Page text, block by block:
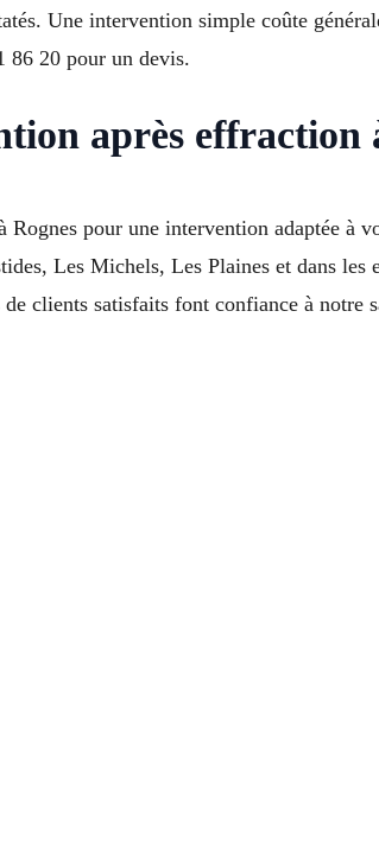
Une intervention simple coûte
86 20 pour un devis.
après effraction
pour une intervention adaptée à
Les Michels, Les Plaines et dans les
de clients satisfaits font confiance à notre